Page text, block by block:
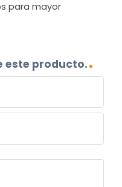
para mayor
este producto.